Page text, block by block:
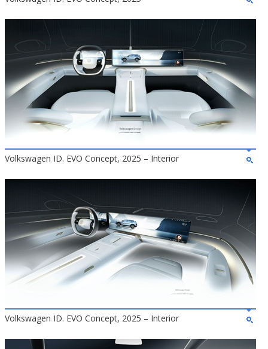
Volkswagen ID. EVO Concept, 2025 – Interior
Volkswagen ID. EVO Concept, 2025 – Interior